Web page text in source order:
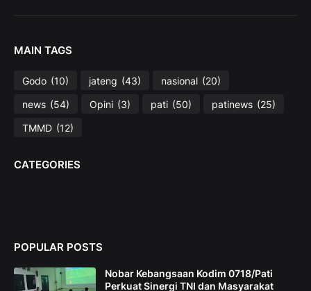
MAIN TAGS
Godo (10) jateng (43) nasional (20)
news (54) Opini (3) pati (50) patinews (25)
TMMD (12)
CATEGORIES
POPULAR POSTS
Nobar Kebangsaan Kodim 0718/Pati
Perkuat Sinergi TNI dan Masyarakat